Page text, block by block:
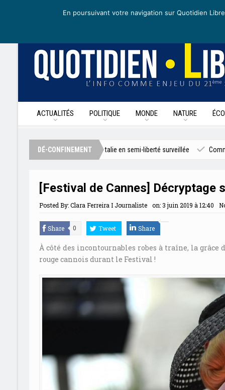
mardi 5 mai 2020 I Édition de la journéeRecevoir nos newsletters
ACTUALITÉS POLITIQUE MONDE NATURE
DÉ-CONFINEMENT
du Sénat L’Italie en semi-liberté surveillée Comment vont
[Festival de Cannes] Décryptage
Posted By:Clara Ferreira I Journaliste on: 3 juin 2019 à 12:40
Share 0 Tweet Share
À côté des incontournables robes à traîne, la
rouge cannois durant le Festival !
En poursuivant votre navigation sur Quotidien